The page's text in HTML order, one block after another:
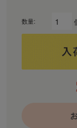
数量: